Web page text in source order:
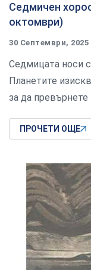
Седмичен
октомври)
30 Септември, 2025
Седмицата носи
Планетите
за да
ПРОЧЕТИ ОЩЕ